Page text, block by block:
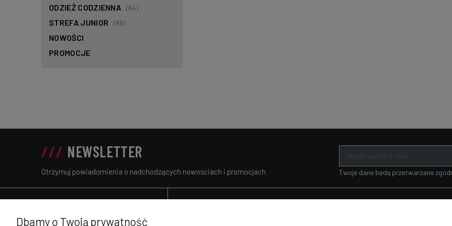
ODZIEŻ CODZIENNA (64)
STREFA JUNIOR (88)
NOWOŚCI
PROMOCJE
NEWSLETTER
Otrzymuj powiadomienia o nadchodzących nowościach i promocjach Twoje dane będą przetwarzane
KONTAKT
Dbamy o Twoją prywatność